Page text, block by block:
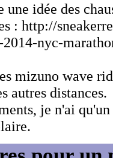
idée des
: http://
2014-nyc-
mizuno wave
autres distances.
je n'ai